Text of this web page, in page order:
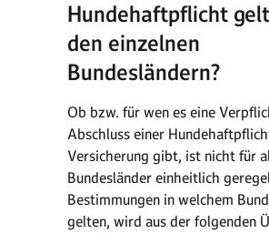
Hundehaftpflicht
den einzelnen
Bundesländern?
Ob bzw. für wen es eine
Abschluss einer
Versicherung gibt, ist nicht für
Bundesländer einheitlich
Bestimmungen in welchem
gelten, wird aus der folgenden